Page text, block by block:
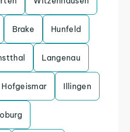
Brake Hunfeld
Langenau
Hofgeismar Illingen